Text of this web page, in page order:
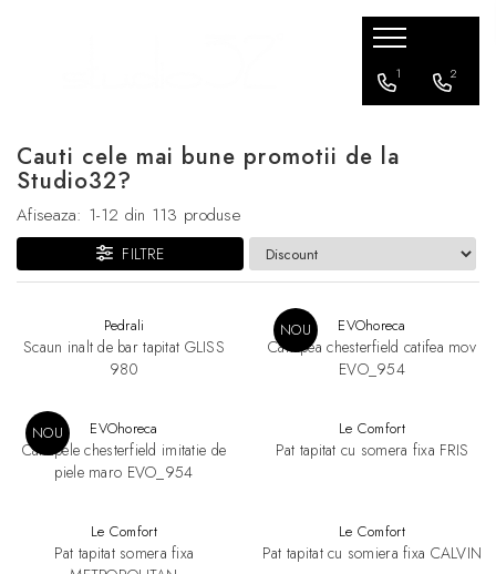
Canapele
Comode
Console TV
Scaune bar
Fotolii
Canapele
Ghivece de flori
Lampadare
Lampi suspendate
Plafoniere
1 2
Cauti cele mai bune promotii de la
Studio32?
Afiseaza: 1-12 din 113 produse
FILTRE
Pedrali
Scaun inalt de bar tapitat GLISS
980
NOU EVOhoreca
Canapea chesterfield catifea mov
EVO_954
NOU EVOhoreca
Canapele chesterfield imitatie de
piele maro EVO_954
Le Comfort
Pat tapitat cu somera fixa FRIS
Le Comfort
Pat tapitat somera fixa
Le Comfort
Pat tapitat cu somiera fixa CALVIN